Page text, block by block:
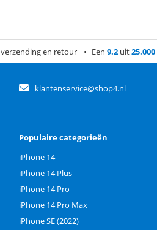
verzending en retour Een 9.2 uit25.000
klantenservice@shop4.nl
Populaire categorieën
iPhone 14
iPhone 14 Plus
iPhone 14 Pro
iPhone 14 Pro Max
iPhone SE (2022)